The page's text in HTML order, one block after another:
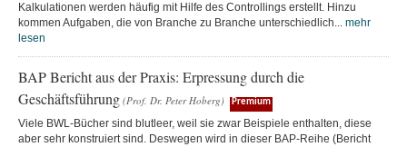
Kalkulationen werden häufig mit Hilfe des Controllings erstellt. Hinzu
kommen Aufgaben, die von Branche zu Branche unterschiedlich... mehr
lesen
BAP Bericht aus der Praxis: Erpressung durch die
Geschäftsführung (Prof. Dr. Peter Hoberg) Premium
Viele BWL-Bücher sind blutleer, weil sie zwar Beispiele enthalten, diese
aber sehr konstruiert sind. Deswegen wird in dieser BAP-Reihe (Bericht